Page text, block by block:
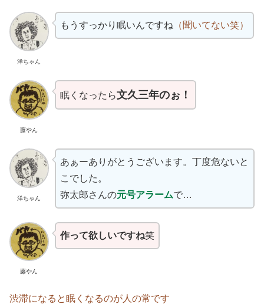
洋ちゃん
もうすっかり眠いんですね（聞いてない笑）
藤やん
眠くなったら文久三年のぉ！
洋ちゃん
あぁーありがとうございます。丁度危ないと
こでした。
弥太郎さんの元号アラームで…
藤やん
作って欲しいですね笑
渋滞になると眠くなるのが人の常です